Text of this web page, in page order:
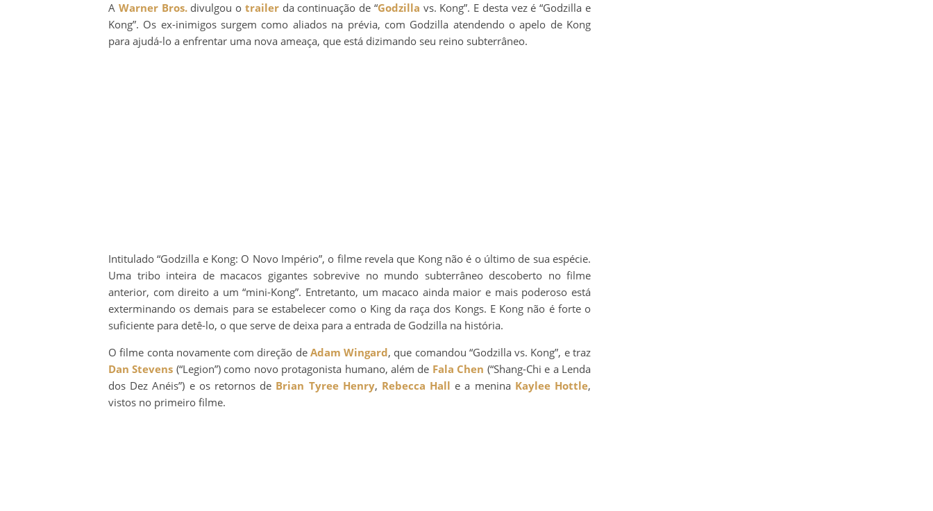
A Warner Bros.divulgou o trailerda continuação de “Godzilla vs. Kong”. E desta vez é “Godzilla e
Kong”. Os ex-inimigos surgem como aliados na prévia, com Godzilla atendendo o apelo de Kong
para ajudá-lo a enfrentar uma nova ameaça, que está dizimando seu reino subterrâneo.
Intitulado “Godzilla e Kong: O Novo Império”, o filme revela que Kong não é o último de sua espécie.
Uma tribo inteira de macacos gigantes sobrevive no mundo subterrâneo descoberto no filme
anterior, com direito a um “mini-Kong”. Entretanto, um macaco ainda maior e mais poderoso está
exterminando os demais para se estabelecer como o King da raça dos Kongs. E Kong não é forte o
suficiente para detê-lo, o que serve de deixa para a entrada de Godzilla na história.
O filme conta novamente com direção de Adam Wingard, que comandou “Godzilla vs. Kong”, e traz
Dan Stevens (“Legion”) como novo protagonista humano, além de Fala Chen (“Shang-Chi e a Lenda
dos Dez Anéis”) e os retornos de Brian Tyree Henry, Rebecca Hall e a menina Kaylee Hottle,
vistos no primeiro filme.